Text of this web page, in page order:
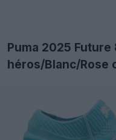
Puma 2025
héros/Blanc/Rose